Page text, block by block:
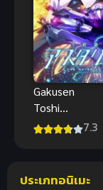
Gakusen
Toshi
Asterisk
สเทอริสก์
7.3
ประเภทอนิเมะ